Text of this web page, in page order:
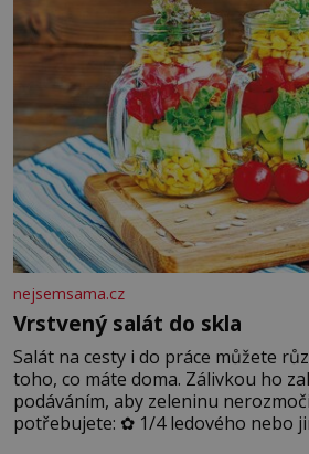
nejsemsama.cz
Vrstvený salát do skla
Salát na cesty i do práce můžete
toho, co máte doma. Zálivkou ho
podáváním, aby zeleninu
potřebujete: ✿ 1/4 ledového nebo